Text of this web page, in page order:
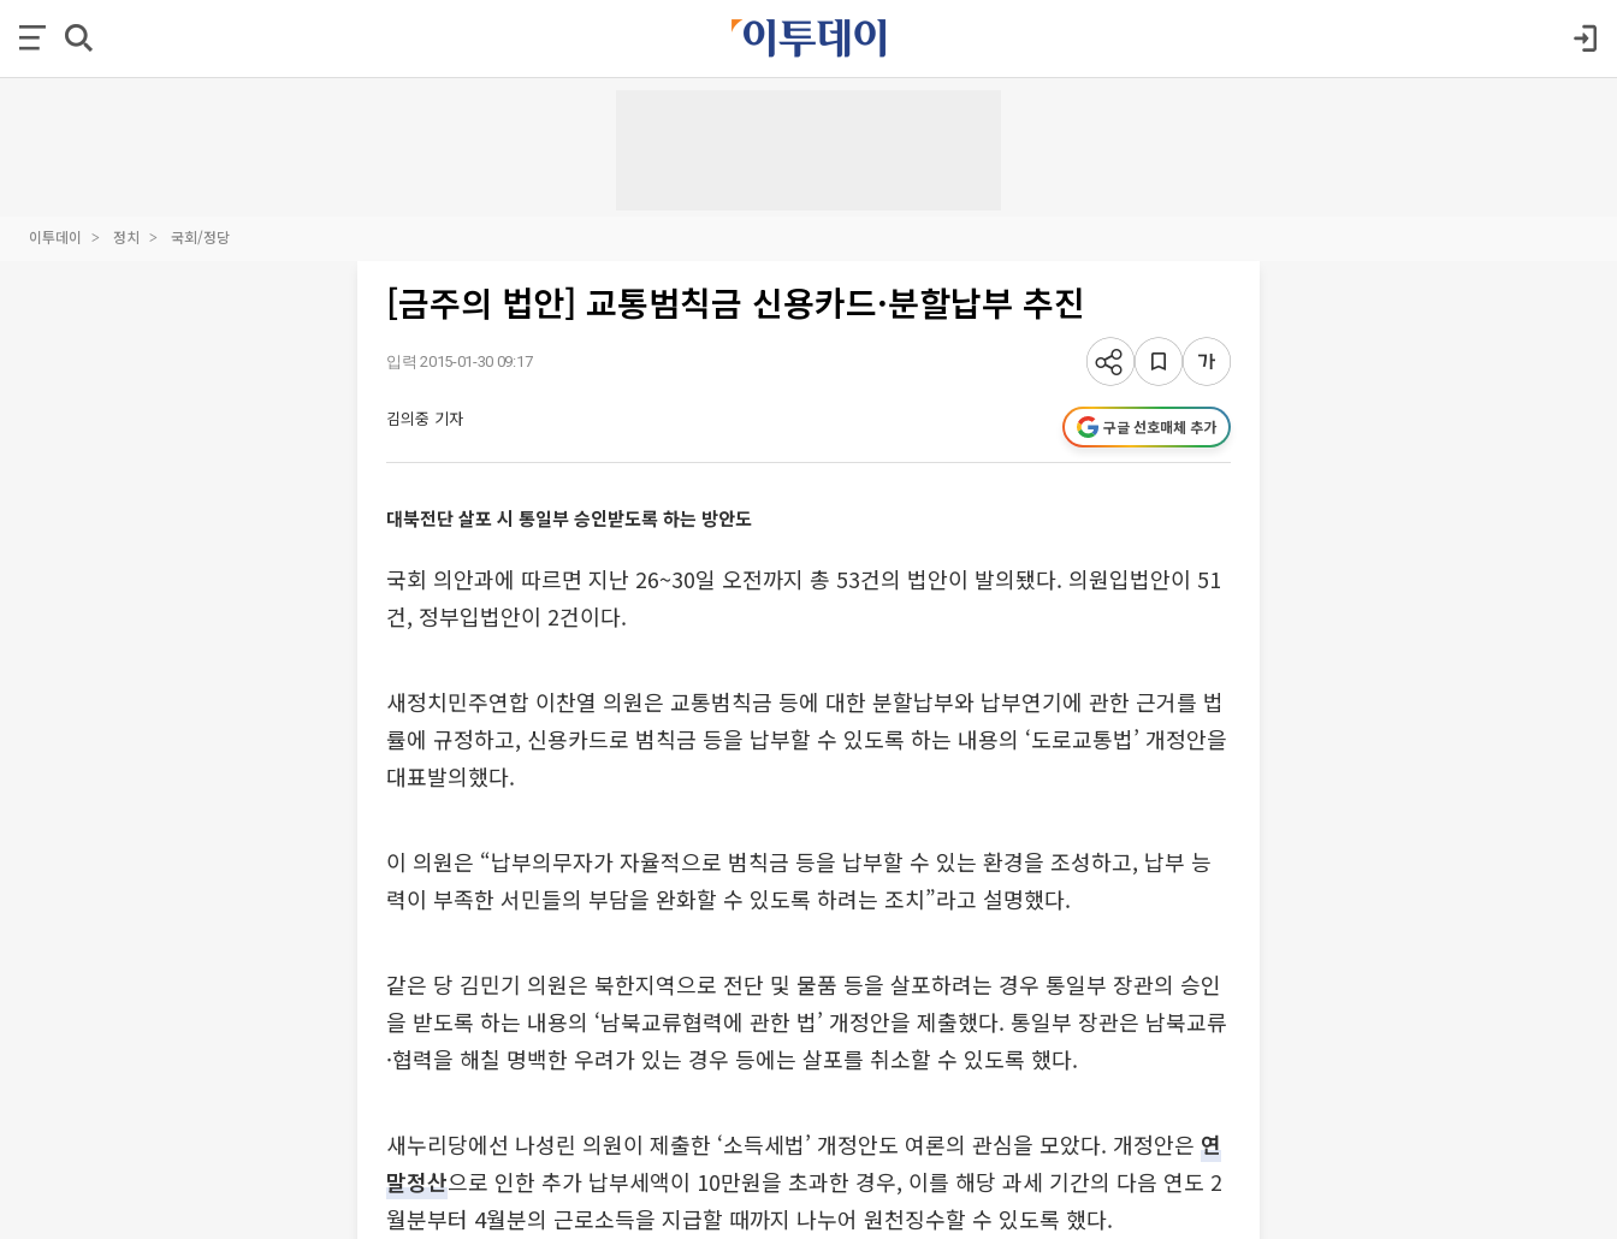
이투데이 정치 국회/정당
[금주의 법안] 교통범칙금 신용카드·분할납부 추진
입력 2015-01-30 09:17
김의중 기자 구글 선호매체 추가
대북전단 살포 시 통일부 승인받도록 하는 방안도
국회 의안과에 따르면 지난 26~30일 오전까지 총 53건의 법안이 발의됐다. 의원입법안이 51
건, 정부입법안이 2건이다.
새정치민주연합 이찬열 의원은 교통범칙금 등에 대한 분할납부와 납부연기에 관한 근거를 법
률에 규정하고, 신용카드로 범칙금 등을 납부할 수 있도록 하는 내용의 ‘도로교통법’ 개정안을
대표발의했다.
이 의원은 “납부의무자가 자율적으로 범칙금 등을 납부할 수 있는 환경을 조성하고, 납부 능
력이 부족한 서민들의 부담을 완화할 수 있도록 하려는 조치”라고 설명했다.
같은 당 김민기 의원은 북한지역으로 전단 및 물품 등을 살포하려는 경우 통일부 장관의 승인
을 받도록 하는 내용의 ‘남북교류협력에 관한 법’ 개정안을 제출했다. 통일부 장관은 남북교류
·협력을 해칠 명백한 우려가 있는 경우 등에는 살포를 취소할 수 있도록 했다.
새누리당에선 나성린 의원이 제출한 ‘소득세법’ 개정안도 여론의 관심을 모았다. 개정안은 연
말정산으로 인한 추가 납부세액이 10만원을 초과한 경우, 이를 해당 과세 기간의 다음 연도 2
월분부터 4월분의 근로소득을 지급할 때까지 나누어 원천징수할 수 있도록 했다.